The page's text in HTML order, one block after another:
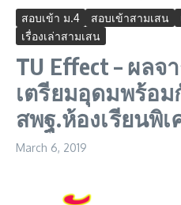
สอบเข้า ม.4 สอบเข้าสามเสน
เรื่องเล่าสามเสน
TU Effect – ผล
เตรียมอุดมพร้อม
สพฐ.ห้องเรียนพิเ
March 6, 2019